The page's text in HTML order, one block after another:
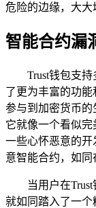
危险的边缘，大大
智能合约漏
Trust钱包支
了更为丰富的功
参与到加密货币的
它就像一个看似完
一些心怀恶意的
意智能合约，如同
当用户在
就如同踏入了一